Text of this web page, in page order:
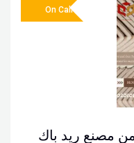
من مصنع ريد باك
On Call